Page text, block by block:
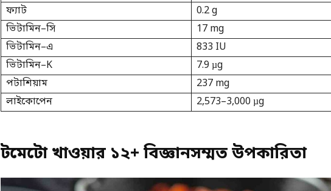
ফ্যাট
0.2 g
ভিটামিন–সি
17 mg
ভিটামিন–এ
833 IU
ভিটামিন–K
7.9 µg
পটাশিয়াম
237 mg
লাইকোপেন
2,573–3,000 µg
টমেটো খাওয়ার ১২+ বিজ্ঞানসম্মত উপকারিতা